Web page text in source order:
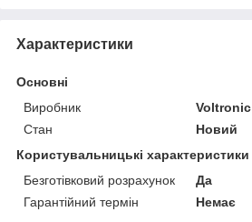
Характеристики
Основні
Виробник
Voltronic
Стан
Новий
Користувальницькі характеристики
Безготівковий розрахунок
Да
Гарантійний термін
Немає